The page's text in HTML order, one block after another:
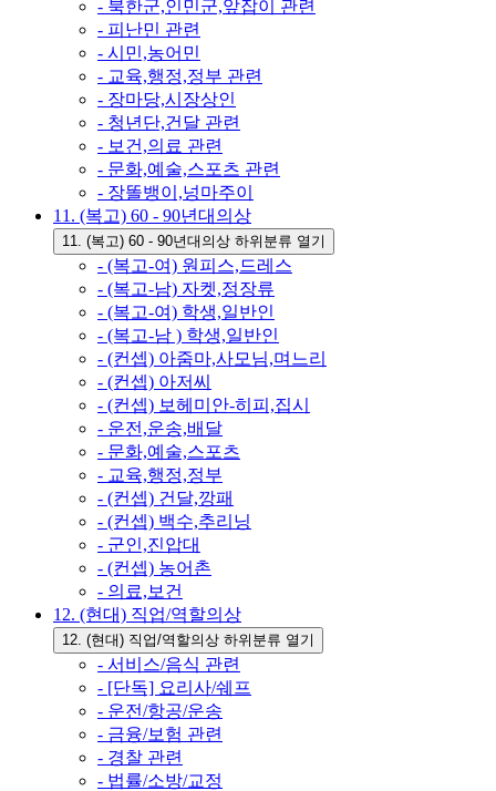
- 북한군,인민군,앞잡이 관련
- 피난민 관련
- 시민,농어민
- 교육,행정,정부 관련
- 장마당,시장상인
- 청년단,건달 관련
- 보건,의료 관련
- 문화,예술,스포츠 관련
- 장똘뱅이,넝마주이
11. (복고) 60 - 90년대의상
11. (복고) 60 - 90년대의상 하위분류 열기
- (복고-여) 원피스,드레스
- (복고-남) 자켓,정장류
- (복고-여) 학생,일반인
- (복고-남 ) 학생,일반인
- (컨셉) 아줌마,사모님,며느리
- (컨셉) 아저씨
- (컨셉) 보헤미안-히피,집시
- 운전,운송,배달
- 문화,예술,스포츠
- 교육,행정,정부
- (컨셉) 건달,깡패
- (컨셉) 백수,추리닝
- 군인,진압대
- (컨셉) 농어촌
- 의료,보건
12. (현대) 직업/역할의상
12. (현대) 직업/역할의상 하위분류 열기
- 서비스/음식 관련
- [단독] 요리사/쉐프
- 운전/항공/운송
- 금융/보험 관련
- 경찰 관련
- 법률/소방/교정